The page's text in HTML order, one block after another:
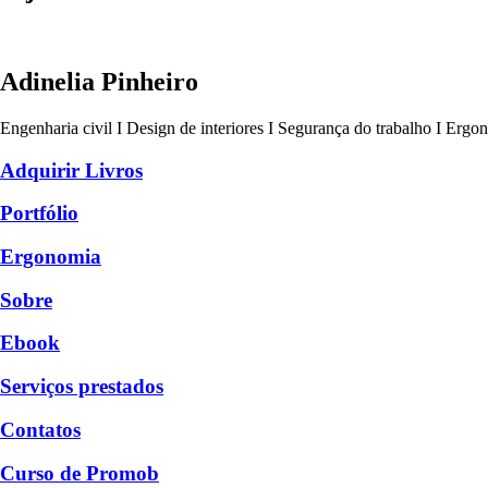
Adinelia Pinheiro
Engenharia civil I Design de interiores I Segurança do trabalho I
Adquirir Livros
Portfólio
Ergonomia
Sobre
Ebook
Serviços prestados
Contatos
Curso de Promob